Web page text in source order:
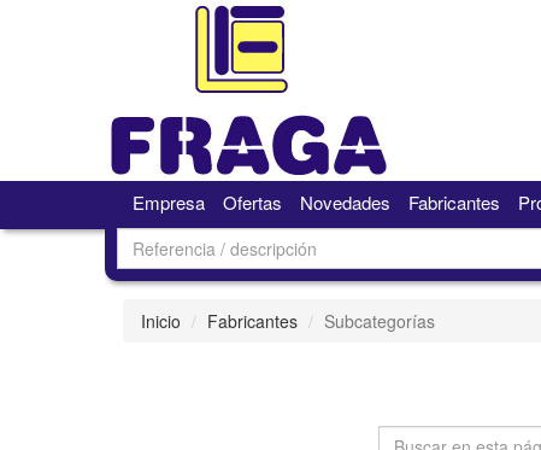
Empresa Ofertas Novedades Fabricantes
Inicio Fabricantes Subcategorías